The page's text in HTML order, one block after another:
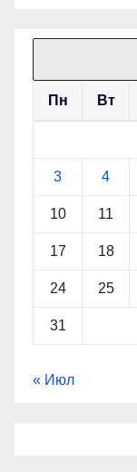
Пн Вт
3 4
10 11
17 18
24 25
31
« Июл